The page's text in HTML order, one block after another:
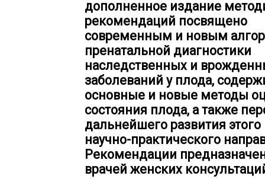
дополненное издание
рекомендаций посвящено
современным и новым
пренатальной диагностики
наследственных и
заболеваний у плода,
основные и новые методы
состояния плода, а также
дальнейшего развития
научно-практического
Рекомендации
врачей женских